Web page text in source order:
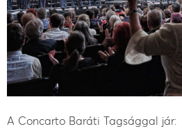
A Concarto Baráti Tagsággal jár: